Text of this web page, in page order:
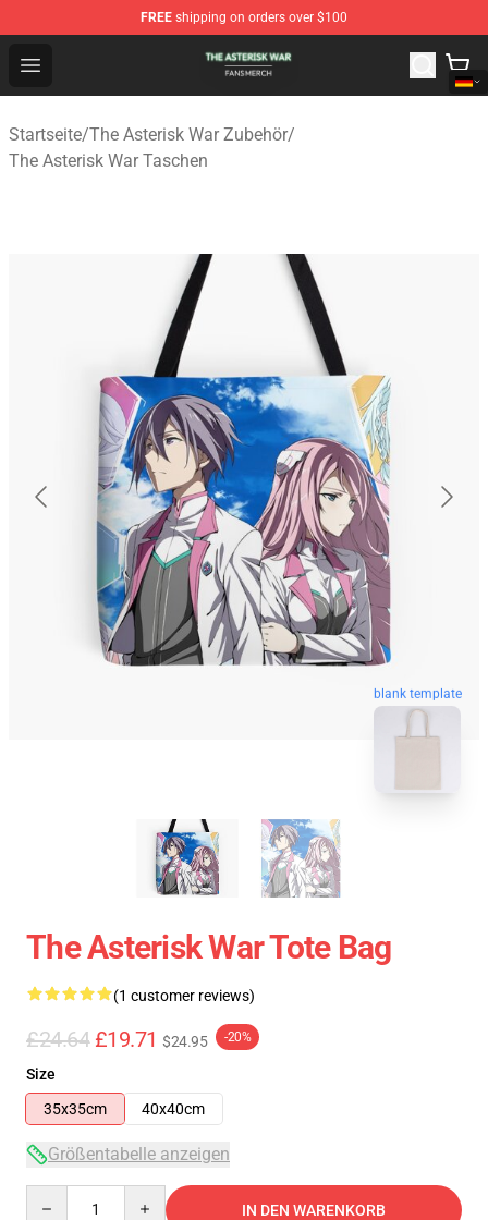
FREE shipping on orders over $100
Open menu
The Asterisk War Shop - Official The Asterisk War
Startseite/The Asterisk War Zubehör/
The Asterisk War Taschen
blank template
The Asterisk War Tote Bag
(1 customer reviews)
£24.64 £19.71 $24.95 -20%
Size
35x35cm
40x40cm
Größentabelle anzeigen
IN DEN WARENKORB